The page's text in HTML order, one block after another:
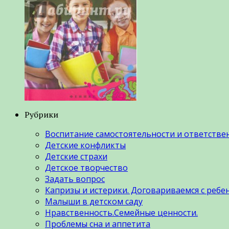
Рубрики
Воспитание самостоятельности и
Детские конфликты
Детские страхи
Детское творчество
Задать вопрос
Капризы и истерики. Договариваемся с
Малыши в детском саду
Нравственность.Семейные ценности.
Проблемы сна и аппетита